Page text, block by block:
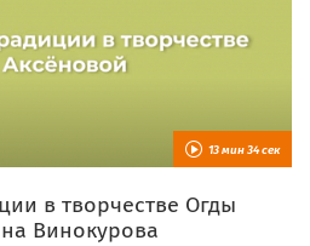
13 мин 34 сек
в творчестве Огды
Винокурова